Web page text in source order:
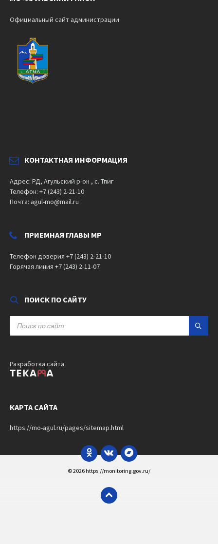
Официальный сайт администрации
КОНТАКТНАЯ ИНФОРМАЦИЯ
Адрес: РД, Агульский р-он , с. Тпиг
Телефон: +7 (243) 2-21-10
Почта: agul-mo@mail.ru
ПРИЕМНАЯ ГЛАВЫ МР
Телефон доверия +7 (243) 2-21-10
Горячая линия +7 (243) 2-11-07
ПОИСК ПО САЙТУ
Разработка сайта
КАРТА САЙТА
https://mo-agul.ru/pages/sitemap.html
Odnoklassniki
VK Bandcamp
© 2026 https://monitoring.gov.ru/